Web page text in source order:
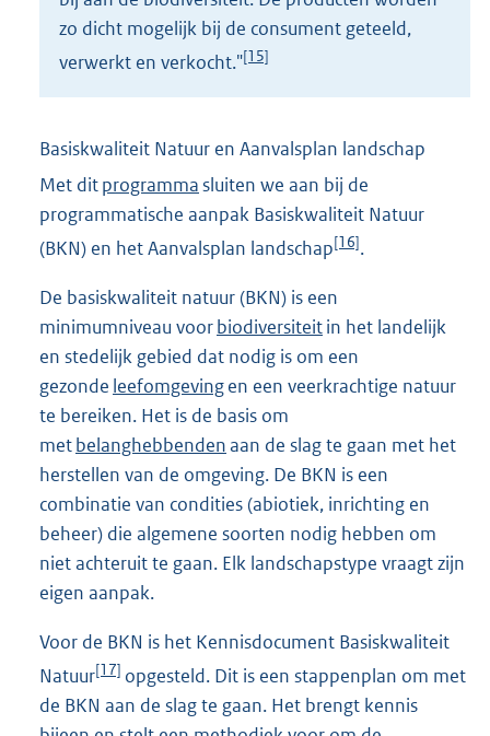
zo dicht mogelijk bij de consument geteeld,
verwerkt en verkocht."[15]
Basiskwaliteit Natuur en Aanvalsplan landschap
Met ditprogrammasluiten we aan bij de
programmatische aanpak Basiskwaliteit Natuur
(BKN) en het Aanvalsplan landschap[16].
De basiskwaliteit natuur (BKN) is een
minimumniveau voorbiodiversiteitin het landelijk
en stedelijk gebied dat nodig is om een
gezonde leefomgevingen een veerkrachtige natuur
te bereiken. Het is de basis om
metbelanghebbendenaan de slag te gaan met het
herstellen van de omgeving. De BKN is een
combinatie van condities (abiotiek, inrichting en
beheer) die algemene soorten nodig hebben om
niet achteruit te gaan. Elk landschapstype vraagt zijn
eigen aanpak.
Voor de BKN is het Kennisdocument Basiskwaliteit
Natuur[17] opgesteld. Dit is een stappenplan om met
de BKN aan de slag te gaan. Het brengt kennis